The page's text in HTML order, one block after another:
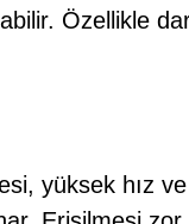
Özellikle
yüksek hız